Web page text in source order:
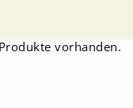
vorhanden.